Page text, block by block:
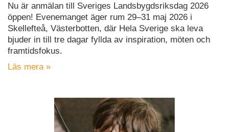
Nu är anmälan till Sveriges Landsbygdsriksdag 2026
öppen! Evenemanget äger rum 29–31 maj 2026 i
Skellefteå, Västerbotten, där Hela Sverige ska leva
bjuder in till tre dagar fyllda av inspiration, möten och
framtidsfokus.
Läs mera »